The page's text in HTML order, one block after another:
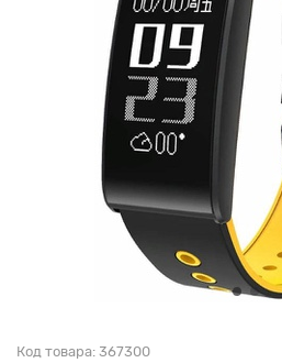
Код товара: 367300